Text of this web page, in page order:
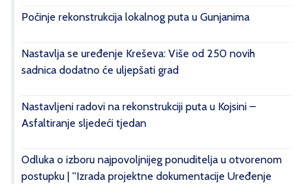
Počinje rekonstrukcija lokalnog puta u Gunjanima
Nastavlja se uređenje Kreševa: Više od 250 novih
sadnica dodatno će uljepšati grad
Nastavljeni radovi na rekonstrukciji puta u Kojsini –
Asfaltiranje sljedeći tjedan
Odluka o izboru najpovoljnijeg ponuditelja u otvorenom
postupku | ''Izrada projektne dokumentacije Uređenje